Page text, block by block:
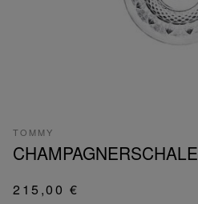
TOMMY
CHAMPAGNERSCHALE
215,00 €